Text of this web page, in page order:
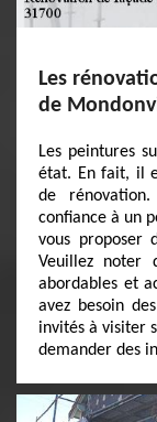
Les
de
Les peintures
état. En fait, il
de
confiance à un
vous proposer
Veuillez noter
abordables et
avez besoin
invités à visiter
demander des